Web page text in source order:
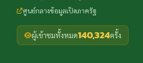
ศูนย์กลางข้อมูลเปิดภาครัฐ
ผู้เข้าชมทั้งหมด140,324ครั้ง